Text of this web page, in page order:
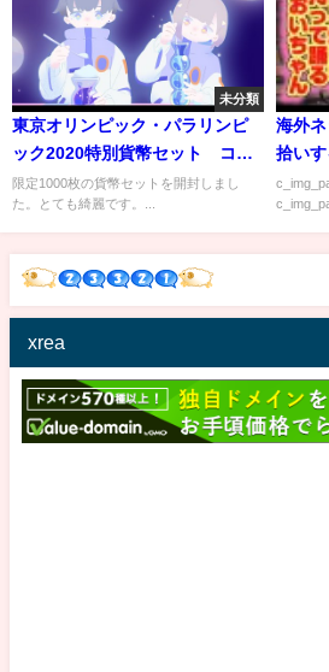
未分類
東京オリンピック・パラリンピ
ック2020特別貨幣セット コイ
ン 近代貨幣
限定1000枚の貨幣セットを開封しまし
た。とても綺麗です。...
海外ネ
拾い
ラス
ｗ」
xrea